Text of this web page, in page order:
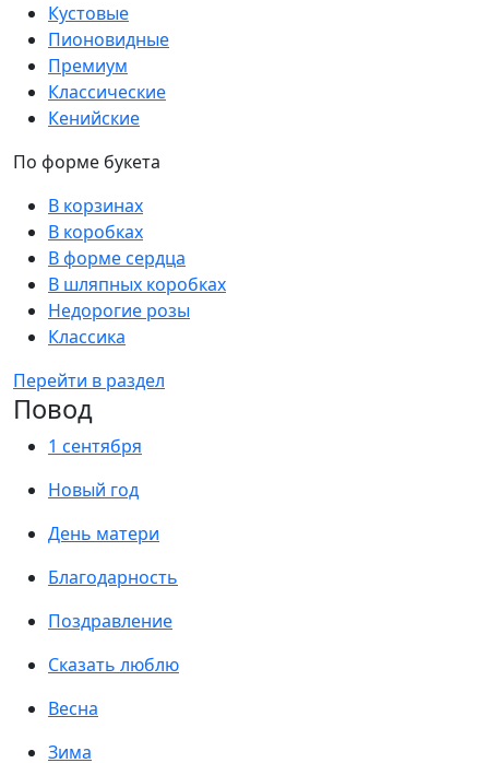
Кустовые
Пионовидные
Премиум
Классические
Кенийские
По форме букета
В корзинах
В коробках
В форме сердца
В шляпных коробках
Недорогие розы
Классика
Перейти в раздел
Повод
1 сентября
Новый год
День матери
Благодарность
Поздравление
Сказать люблю
Весна
Зима